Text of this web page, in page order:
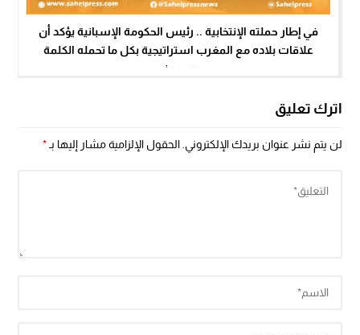
في إطار حملته الإنتخابية .. رئيس الحكومة الإسبانية يؤكد أن
علاقات بلاده مع المغرب استراتيجية بكل ما تحمله الكلمة
من معنى
اترك تعليق
لن يتم نشر عنوان بريدك الإلكتروني. الحقول الإلزامية مشار إليها بـ*